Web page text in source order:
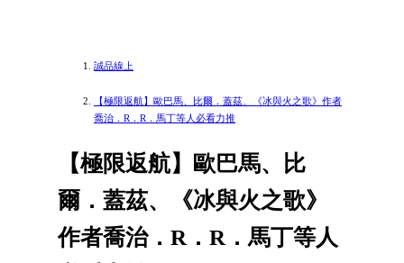
誠品線上
【極限返航】歐巴馬、比爾．蓋茲、《冰與火之歌》作者
喬治．R．R．馬丁等人必看力推
【極限返航】歐巴馬、比
爾．蓋茲、《冰與火之歌》
作者喬治．R．R．馬丁等人